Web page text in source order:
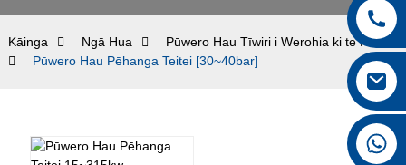
Kāinga Ngā Hua
Pūwero Hau Tīwiri i Werohia ki te Hinu
Pūwero Hau Pēhanga Teitei [30~40bar]